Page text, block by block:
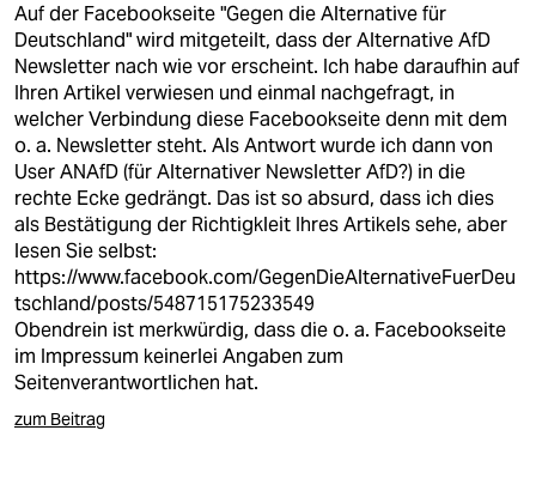
Auf der Facebookseite "Gegen die Alternative für
Deutschland" wird mitgeteilt, dass der Alternative AfD
Newsletter nach wie vor erscheint. Ich habe daraufhin auf
Ihren Artikel verwiesen und einmal nachgefragt, in
welcher Verbindung diese Facebookseite denn mit dem
o. a. Newsletter steht. Als Antwort wurde ich dann von
User ANAfD (für Alternativer Newsletter AfD?) in die
rechte Ecke gedrängt. Das ist so absurd, dass ich dies
als Bestätigung der Richtigkleit Ihres Artikels sehe, aber
lesen Sie selbst:
https://www.facebook.com/GegenDieAlternativeFuerDeu
tschland/posts/548715175233549
Obendrein ist merkwürdig, dass die o. a. Facebookseite
im Impressum keinerlei Angaben zum
Seitenverantwortlichen hat.
zum Beitrag